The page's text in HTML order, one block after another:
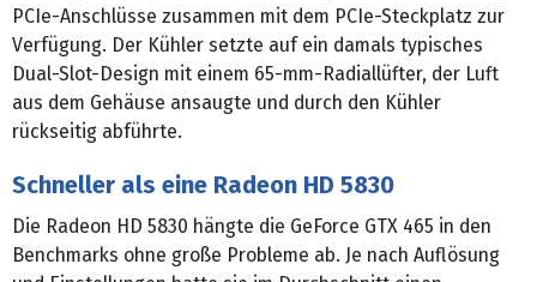
PCIe-Anschlüsse zusammen mit dem PCIe-Steckplatz zur
Verfügung. Der Kühler setzte auf ein damals typisches
Dual-Slot-Design mit einem 65-mm-Radiallüfter, der Luft
aus dem Gehäuse ansaugte und durch den Kühler
rückseitig abführte.
Schneller als eine Radeon HD 5830
Die Radeon HD 5830 hängte die GeForce GTX 465 in den
Benchmarks ohne große Probleme ab. Je nach Auflösung